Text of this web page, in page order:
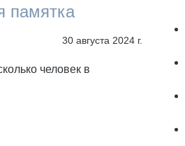
памятка
30 августа 2024 г.
человек в